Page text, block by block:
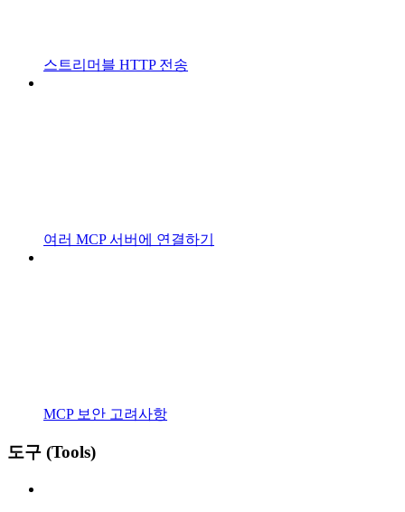
스트리머블 HTTP 전송
여러 MCP 서버에 연결하기
MCP 보안 고려사항
도구 (Tools)